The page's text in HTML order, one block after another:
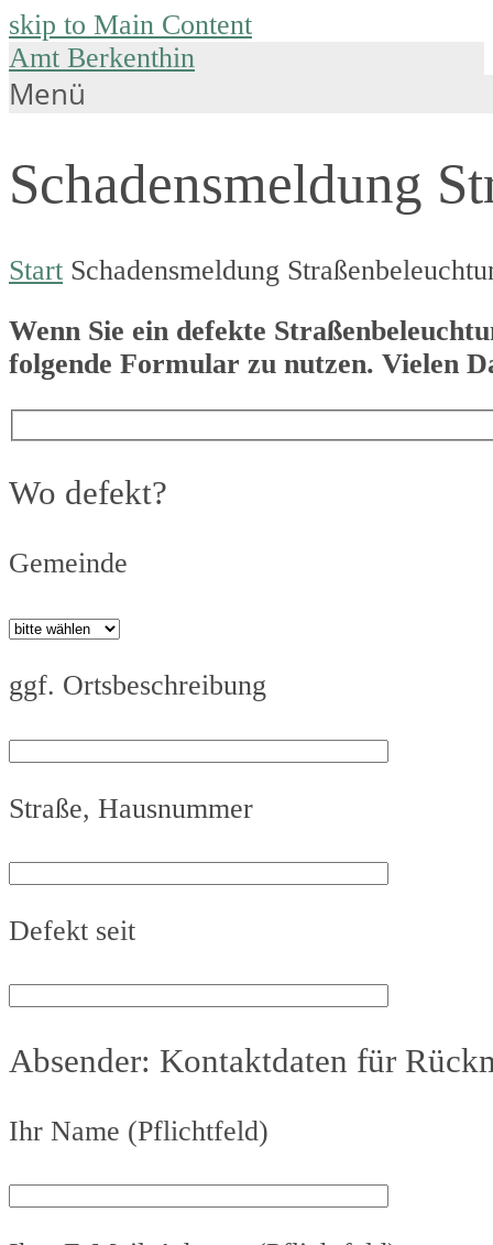
skip to Main Content
Amt Berkenthin
Menü
Schadensmeldung
Start Schadensmeldung
Wenn Sie ein defekte
folgende Formular zu nutzen. Vielen
Wo defekt?
Gemeinde
ggf. Ortsbeschreibung
Straße, Hausnummer
Defekt seit
Absender: Kontaktdaten für
Ihr Name (Pflichtfeld)